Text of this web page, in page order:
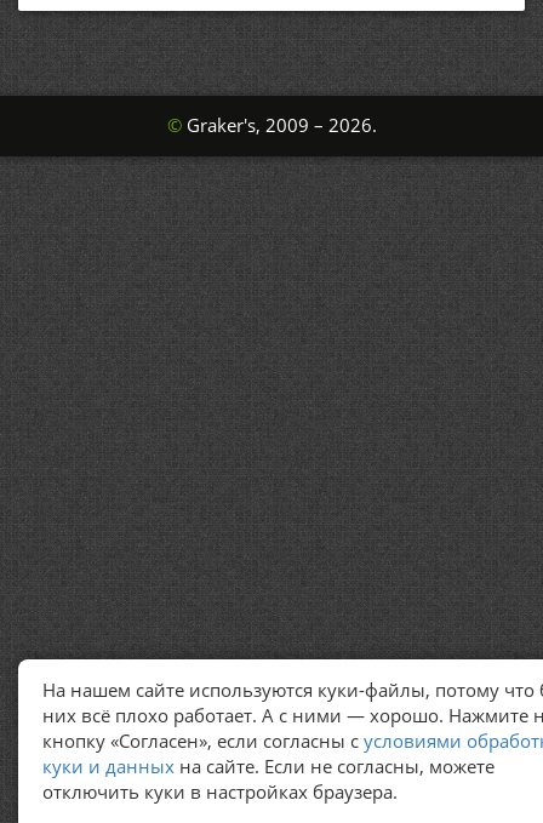
©Graker's, 2009 – 2026.
На нашем сайте используются куки-файлы, потому что
них всё плохо работает. А с ними — хорошо. Нажмите
кнопку «Согласен», если согласны с условиями
куки и данных на сайте. Если не согласны, можете
отключить куки в настройках браузера.